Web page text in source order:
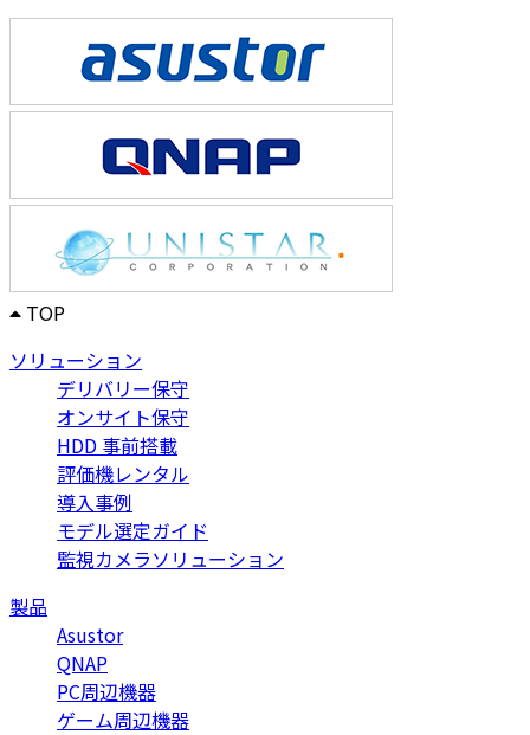
TOP
ソリューション
デリバリー保守
オンサイト保守
HDD 事前搭載
評価機レンタル
導入事例
モデル選定ガイド
監視カメラソリューション
製品
Asustor
QNAP
PC周辺機器
ゲーム周辺機器